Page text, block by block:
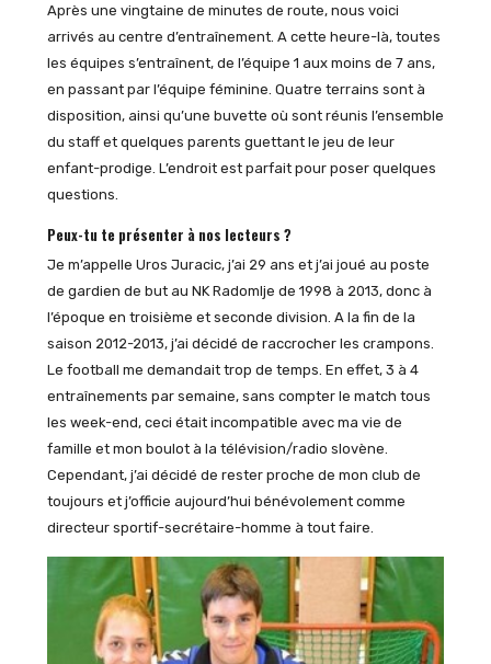
Après une vingtaine de minutes de route, nous voici
arrivés au centre d’entraînement. A cette heure-là, toutes
les équipes s’entraînent, de l’équipe 1 aux moins de 7 ans,
en passant par l’équipe féminine. Quatre terrains sont à
disposition, ainsi qu’une buvette où sont réunis l’ensemble
du staff et quelques parents guettant le jeu de leur
enfant-prodige. L’endroit est parfait pour poser quelques
questions.
Peux-tu te présenter à nos lecteurs ?
Je m’appelle Uros Juracic, j’ai 29 ans et j’ai joué au poste
de gardien de but au NK Radomlje de 1998 à 2013, donc à
l’époque en troisième et seconde division. A la fin de la
saison 2012-2013, j’ai décidé de raccrocher les crampons.
Le football me demandait trop de temps. En effet, 3 à 4
entraînements par semaine, sans compter le match tous
les week-end, ceci était incompatible avec ma vie de
famille et mon boulot à la télévision/radio slovène.
Cependant, j’ai décidé de rester proche de mon club de
toujours et j’officie aujourd’hui bénévolement comme
directeur sportif-secrétaire-homme à tout faire.